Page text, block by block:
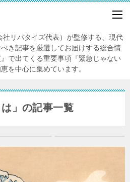
リバタイズ代表）が監修する、現代
き記事を厳選してお届けする総合情
で出てくる重要事項『緊急じゃない
を中心に集めています。
は」の記事一覧